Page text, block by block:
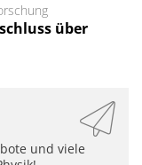
über
und viele